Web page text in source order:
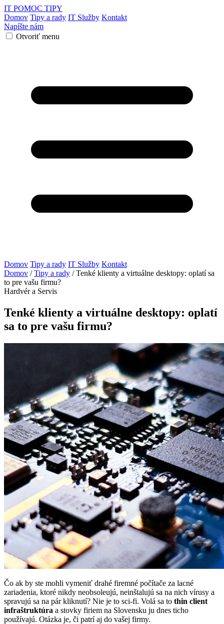
IT POMOC TIPY
Domov Tipy a rady IT Služby Kontakt
Napíšte nám
Otvoriť menu
Domov Tipy a rady IT Služby Kontakt
Domov / Tipy a rady / Tenké klienty a virtuálne desktopy: oplatí sa
to pre vašu firmu?
Hardvér a Servis
Tenké klienty a virtuálne desktopy: oplatí
sa to pre vašu firmu?
Čo ak by ste mohli vymeniť drahé firemné počítače za lacné
zariadenia, ktoré nikdy neobsoleujú, neinštalujú sa na nich vírusy a
spravujú sa na pár kliknutí? Nie je to sci-fi. Volá sa to thin client
infraštruktúra a stovky firiem na Slovensku ju dnes ticho
používajú. Otázka je, či patrí aj do vašej firmy.